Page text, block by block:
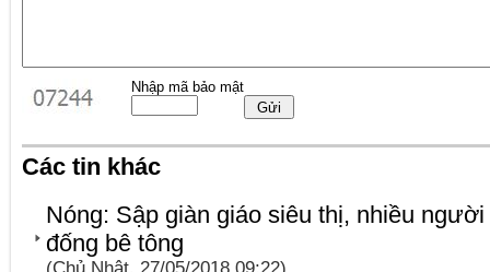
Nhập mã bảo mật
Các tin khác
Nóng: Sập giàn giáo siêu thị, nhiều
đống bê tông